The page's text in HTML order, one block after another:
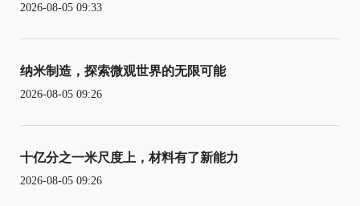
2026-08-05 09:33
纳米制造，探索微观世界的无限可能
2026-08-05 09:26
十亿分之一米尺度上，材料有了新能力
2026-08-05 09:26